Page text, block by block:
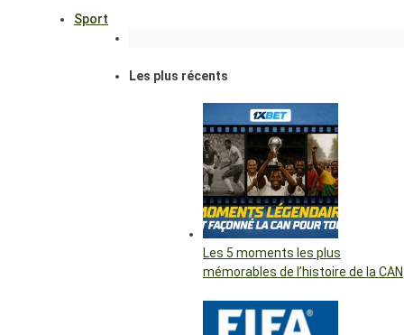
Sport
Les plus récents
Les 5 moments les plus
mémorables de l’histoire de la CAN